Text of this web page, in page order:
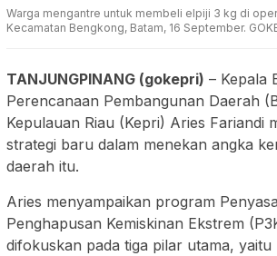
Warga mengantre untuk membeli elpiji 3 kg di
Kecamatan Bengkong, Batam, 16 September.
TANJUNGPINANG (gokepri) – Kepala
Perencanaan Pembangunan Daerah
Kepulauan Riau (Kepri) Aries Fariandi
strategi baru dalam menekan angka
daerah itu.
Aries menyampaikan program
Penghapusan Kemiskinan Ekstrem
difokuskan pada tiga pilar utama, yaitu